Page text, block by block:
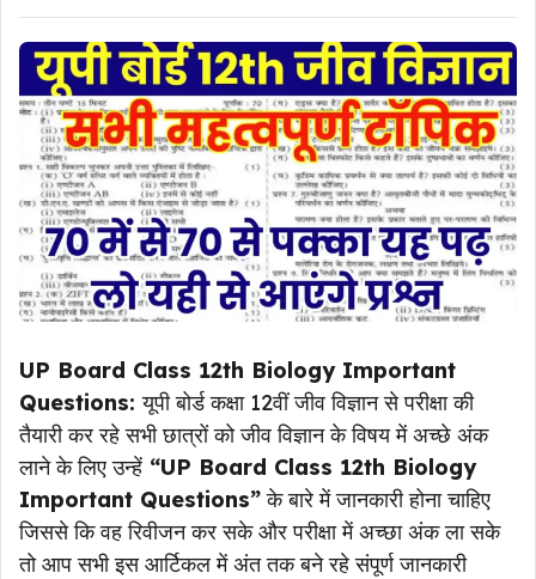
UP Board Class 12th Biology Important
Questions:यूपी बोर्ड कक्षा 12वीं जीव विज्ञान से परीक्षा की
तैयारी कर रहे सभी छात्रों को जीव विज्ञान के विषय में अच्छे अंक
लाने के लिए उन्हें “UP Board Class 12th Biology
Important Questions”के बारे में जानकारी होना चाहिए
जिससे कि वह रिवीजन कर सके और परीक्षा में अच्छा अंक ला सके
तो आप सभी इस आर्टिकल में अंत तक बने रहे संपूर्ण जानकारी